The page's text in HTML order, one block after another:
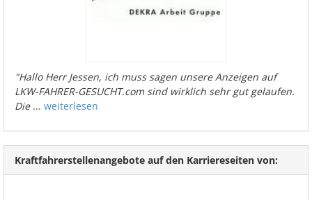
"Hallo Herr Jessen, ich muss sagen unsere Anzeigen auf
LKW-FAHRER-GESUCHT.com sind wirklich sehr gut gelaufen.
Die... weiterlesen
Kraftfahrerstellenangebote auf den Karriereseiten von: